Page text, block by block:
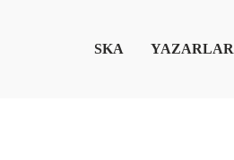
SKA YAZARLAR